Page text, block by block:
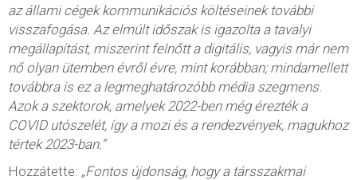
az állami cégek kommunikációs költéseinek további
visszafogása. Az elmúlt időszak is igazolta a tavalyi
megállapítást, miszerint felnőtt a digitális, vagyis már nem
nő olyan ütemben évről évre, mint korábban; mindamellett
továbbra is ez a legmeghatározóbb média szegmens.
Azok a szektorok, amelyek 2022-ben még érezték a
COVID utószelét, így a mozi és a rendezvények, magukhoz
tértek 2023-ban.”
Hozzátette: „Fontos újdonság, hogy a társszakmai